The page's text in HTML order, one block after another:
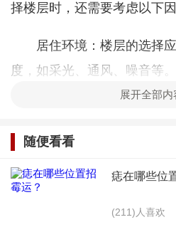
择楼层时，还需要考虑以下因
居住环境：楼层的选择
度，如采光、通风、噪音等。
素，选择适合的楼层。
建筑结构：了解建筑的
确保居住安全。
展开全部内
随便看看
痣在哪些位
(211)人喜欢